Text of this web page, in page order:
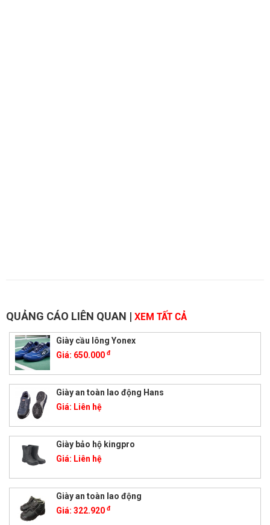
QUẢNG CÁO LIÊN QUAN | XEM TẤT CẢ
Giày cầu lông Yonex
Giá: 650.000 đ
Giày an toàn lao động Hans
Giá: Liên hệ
Giày bảo hộ kingpro
Giá: Liên hệ
Giày an toàn lao động
Giá: 322.920 đ